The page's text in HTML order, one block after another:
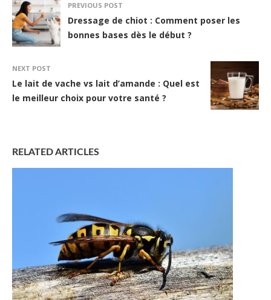
PREVIOUS POST
Dressage de chiot : Comment poser les
bonnes bases dès le début ?
NEXT POST
Le lait de vache vs lait d’amande : Quel est
le meilleur choix pour votre santé ?
RELATED ARTICLES